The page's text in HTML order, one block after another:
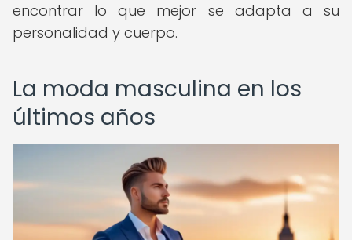
encontrar lo que mejor se adapta a su
personalidad y cuerpo.
La moda masculina en los
últimos años